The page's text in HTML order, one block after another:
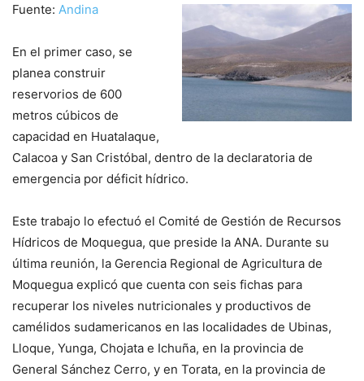
Fuente: Andina
En el primer caso, se
planea construir
reservorios de 600
metros cúbicos de
capacidad en Huatalaque,
Calacoa y San Cristóbal, dentro de la declaratoria de
emergencia por déficit hídrico.
Este trabajo lo efectuó el Comité de Gestión de Recursos
Hídricos de Moquegua, que preside la ANA. Durante su
última reunión, la Gerencia Regional de Agricultura de
Moquegua explicó que cuenta con seis fichas para
recuperar los niveles nutricionales y productivos de
camélidos sudamericanos en las localidades de Ubinas,
Lloque, Yunga, Chojata e Ichuña, en la provincia de
General Sánchez Cerro, y en Torata, en la provincia de